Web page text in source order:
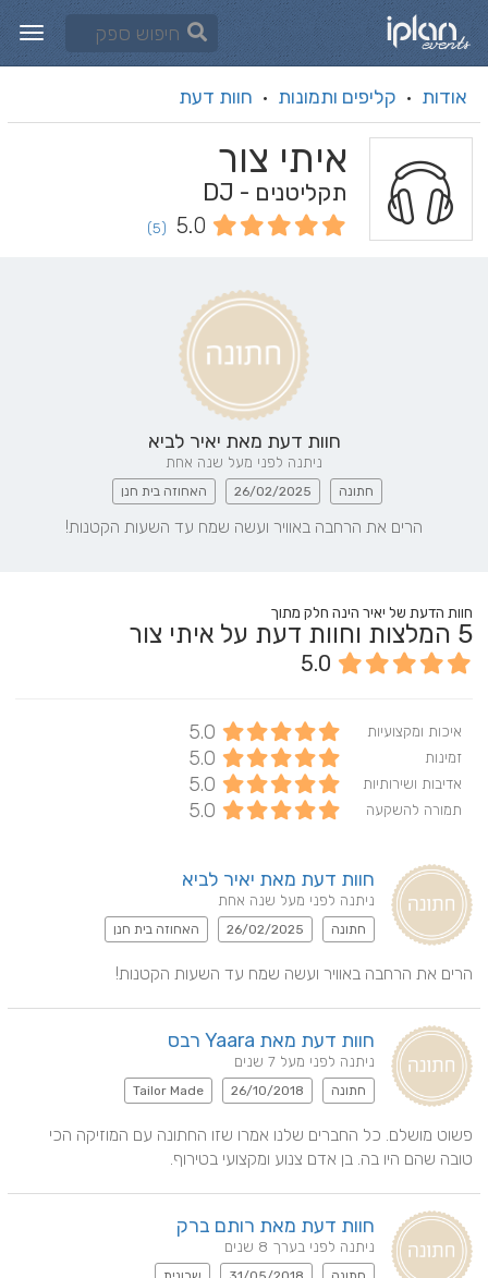
אודות · קליפים ותמונות · חוות דעת
איתי צור
תקליטנים - DJ
5.0
(5)
חוות דעת מאת יאיר לביא
ניתנה לפני מעל שנה אחת
חתונה 26/02/2025 האחוזה בית חנן
הרים את הרחבה באוויר ועשה שמח עד השעות הקטנות!
חוות הדעת של יאיר הינה חלק מתוך
5 המלצות וחוות דעת על איתי צור
5.0
איכות ומקצועיות 5.0
זמינות 5.0
אדיבות ושירותיות 5.0
תמורה להשקעה 5.0
חוות דעת מאת יאיר לביא
ניתנה לפני מעל שנה אחת
חתונה 26/02/2025 האחוזה בית חנן
הרים את הרחבה באוויר ועשה שמח עד השעות הקטנות!
חוות דעת מאת Yaara רבס
ניתנה לפני מעל 7 שנים
חתונה 26/10/2018
Tailor Made
טובה שהם היו בה. בן אדם צנוע ומקצועי בטירוף.
חוות דעת מאת רותם ברק
ניתנה לפני בערך 8 שנים